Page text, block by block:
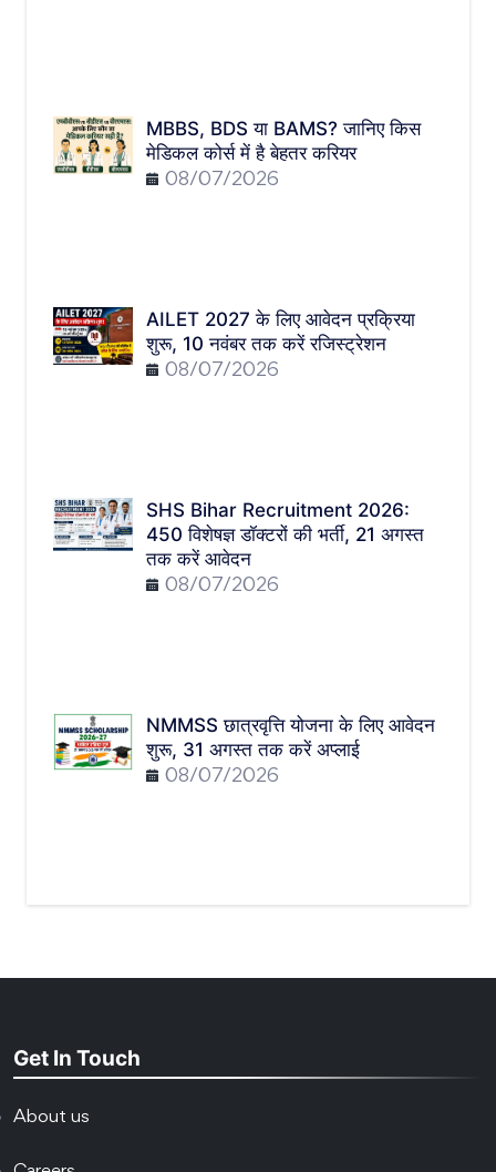
MBBS, BDS या BAMS? जानिए किस
मेडिकल कोर्स में है बेहतर करियर
08/07/2026
AILET 2027 के लिए आवेदन प्रक्रिया
शुरू, 10 नवंबर तक करें रजिस्ट्रेशन
08/07/2026
SHS Bihar Recruitment 2026:
450 विशेषज्ञ डॉक्टरों की भर्ती, 21 अगस्त
तक करें आवेदन
08/07/2026
NMMSS छात्रवृत्ति योजना के लिए आवेदन
शुरू, 31 अगस्त तक करें अप्लाई
08/07/2026
Get In Touch
About us